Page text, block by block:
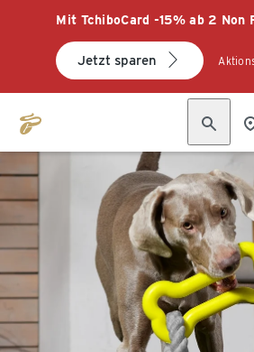
Mit TchiboCard -15% ab 2 Non
Jetzt sparen